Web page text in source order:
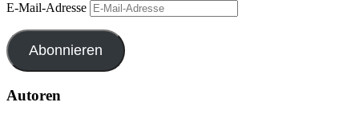
E-Mail-Adresse
Abonnieren
Autoren